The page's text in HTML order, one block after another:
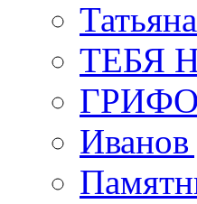
ТЕБЯ